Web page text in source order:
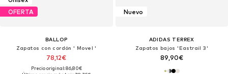
OFERTA
BALLOP
Zapatos con cordón ' Movel '
78,12€
Precio original: 86,80€
Nuevo
ADIDAS TERREX
Zapatos bajos 'Eastrail 3'
89,90€